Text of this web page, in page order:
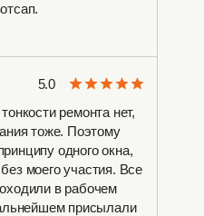
ремонта нет,
тоже. Поэтому
одного окна,
моего участия. Все
в рабочем
присылали
5.0